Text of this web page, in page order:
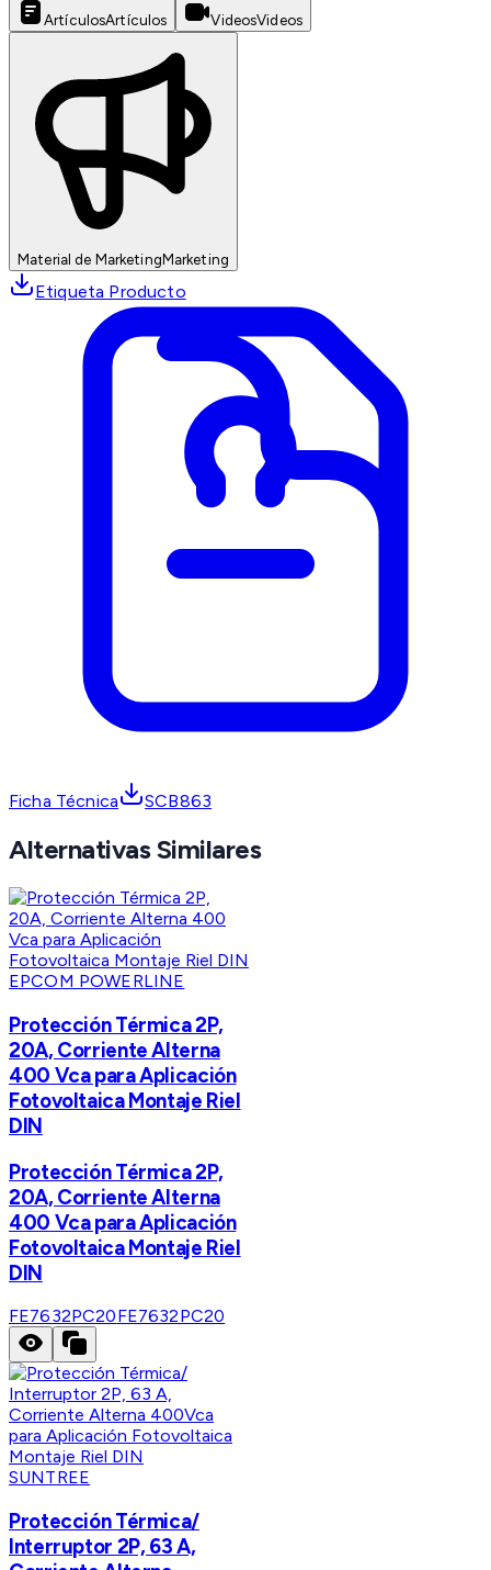
ArtículosArtículos VideosVideos
Material de MarketingMarketing
Etiqueta Producto
Ficha Técnica SCB863
Alternativas Similares
EPCOM POWERLINE
Protección Térmica 2P,
20A, Corriente Alterna
400 Vca para Aplicación
Fotovoltaica Montaje Riel
DIN
Protección Térmica 2P,
20A, Corriente Alterna
400 Vca para Aplicación
Fotovoltaica Montaje Riel
DIN
FE7632PC20FE7632PC20
SUNTREE
Protección Térmica/
Interruptor 2P, 63 A,